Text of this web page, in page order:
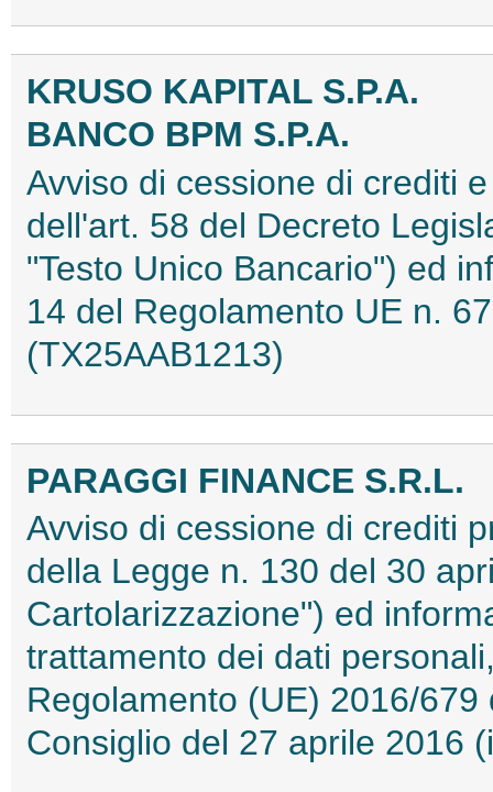
KRUSO KAPITAL S.P.A.
BANCO BPM S.P.A.
Avviso di cessione di crediti
dell'art. 58 del Decreto
"Testo Unico Bancario") ed
14 del Regolamento UE n.
(TX25AAB1213)
PARAGGI FINANCE S.R.L.
Avviso di cessione di crediti
della Legge n. 130 del 30
Cartolarizzazione") ed
trattamento dei dati
Regolamento (UE) 2016/
Consiglio del 27 aprile 2016